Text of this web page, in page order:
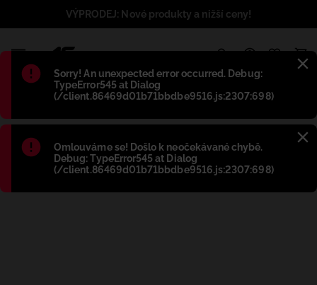
Błąd:
Sorry! An unexpected error occurred. Debug:
TypeError545 at Dialog
(/client.86469d01b71bbdbe9516.js:2307:698)
Błąd:
Omlouváme se! Došlo k neočekávané chybě.
Debug: TypeError545 at Dialog
(/client.86469d01b71bbdbe9516.js:2307:698)
VÝPRODEJ: Nové produkty a nižší ceny!